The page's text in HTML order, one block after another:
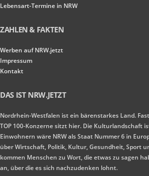
Lebensart-Termine in NRW
ZAHLEN & FAKTEN
Werben auf NRW.jetzt
Impressum
Kontakt
DAS IST NRW.JETZT
Nordrhein-Westfalen ist ein bärenstarkes Land.
TOP 100-Konzerne sitzt hier. Die Kulturlandschaft
Einwohnern wäre NRW als Staat Nummer 6 in
über Wirtschaft, Politik, Kultur, Gesundheit, Sport
kommen Menschen zu Wort, die etwas zu sagen
an, über die es sich nachzudenken lohnt.